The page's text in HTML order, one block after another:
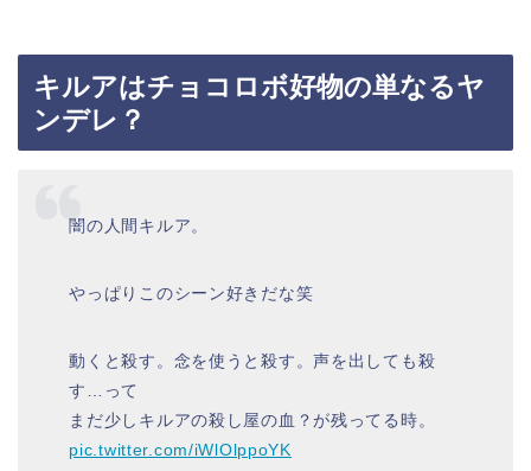
キルアはチョコロボ好物の単なるヤ
ンデレ？
闇の人間キルア。
やっぱりこのシーン好きだな笑
動くと殺す。念を使うと殺す。声を出しても殺
す…って
まだ少しキルアの殺し屋の血？が残ってる時。
pic.twitter.com/iWlOlppoYK